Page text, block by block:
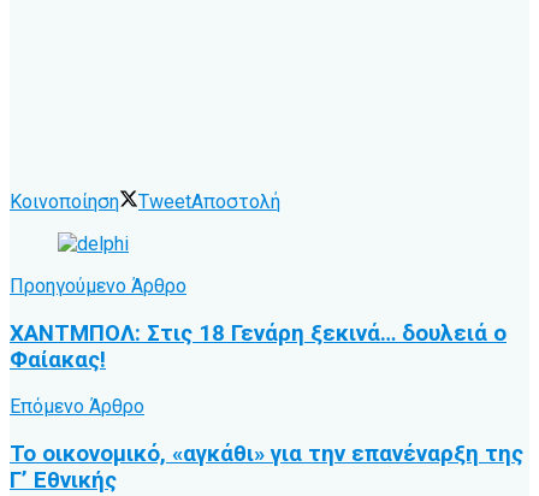
Κοινοποίηση TweetΑποστολή
Προηγούμενο Άρθρο
ΧΑΝΤΜΠΟΛ: Στις 18 Γενάρη ξεκινά… δουλειά ο
Φαίακας!
Επόμενο Άρθρο
Το οικονομικό, «αγκάθι» για την επανέναρξη της
Γ’ Εθνικής